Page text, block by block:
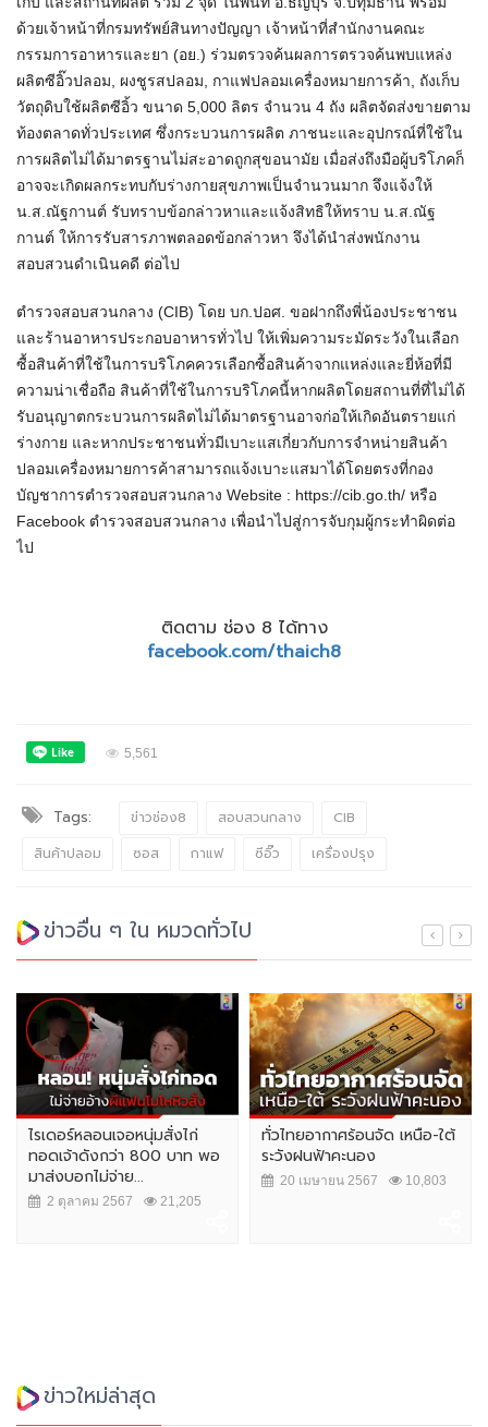
ด้วยเจ้าหน้าที่กรมทรัพย์สินทางปัญญา เจ้าหน้าที่สำนักงานคณะ
กรรมการอาหารและยา (อย.) ร่วมตรวจค้นผลการตรวจค้นพบแหล่ง
ผลิตซีอิ๊วปลอม, ผงชูรสปลอม, กาแฟปลอมเครื่องหมายการค้า, ถังเก็บ
วัตถุดิบใช้ผลิตซีอิ้ว ขนาด 5,000 ลิตร จำนวน 4 ถัง ผลิตจัดส่งขายตาม
ท้องตลาดทั่วประเทศ ซึ่งกระบวนการผลิต ภาชนะและอุปกรณ์ที่ใช้ใน
การผลิตไม่ได้มาตรฐานไม่สะอาดถูกสุขอนามัย เมื่อส่งถึงมือผู้บริโภคก็
อาจจะเกิดผลกระทบกับร่างกายสุขภาพเป็นจำนวนมาก จึงแจ้งให้
น.ส.ณัฐกานต์ รับทราบข้อกล่าวหาและแจ้งสิทธิให้ทราบ น.ส.ณัฐ
กานต์ ให้การรับสารภาพตลอดข้อกล่าวหา จึงได้นำส่งพนักงาน
สอบสวนดำเนินคดี ต่อไป
ตำรวจสอบสวนกลาง (CIB) โดย บก.ปอศ. ขอฝากถึงพี่น้องประชาชน
และร้านอาหารประกอบอาหารทั่วไป ให้เพิ่มความระมัดระวังในเลือก
ซื้อสินค้าที่ใช้ในการบริโภคควรเลือกซื้อสินค้าจากแหล่งและยี่ห้อที่มี
ความน่าเชื่อถือ สินค้าที่ใช้ในการบริโภคนี้หากผลิตโดยสถานที่ที่ไม่ได้
รับอนุญาตกระบวนการผลิตไม่ได้มาตรฐานอาจก่อให้เกิดอันตรายแก่
ร่างกาย และหากประชาชนทั่วมีเบาะแสเกี่ยวกับการจำหน่ายสินค้า
ปลอมเครื่องหมายการค้าสามารถแจ้งเบาะแสมาได้โดยตรงที่กอง
บัญชาการตำรวจสอบสวนกลาง Website : https://cib.go.th/ หรือ
Facebook ตำรวจสอบสวนกลาง เพื่อนำไปสู่การจับกุมผู้กระทำผิดต่อ
ไป
ติดตาม ช่อง 8 ได้ทาง
facebook.com/thaich8
5,561
Tags: ข่าวช่อง8 สอบสวนกลาง
CIB
สินค้าปลอม
ซอส กาแฟ ซีอิ๊ว เครื่องปรุง
ข่าวอื่น ๆ ใน หมวดทั่วไป
ไรเดอร์หลอนเจอหนุ่มสั่งไก่
ทอดเจ้าดังกว่า 800 บาท พอ
มาส่งบอกไม่จ่าย...
2 ตุลาคม 2567 21,205
ทั่วไทยอากาศร้อนจัด เหนือ-ใต้
ระวังฝนฟ้าคะนอง
20 เมษายน 2567 10,803
ข่าวใหม่ล่าสุด